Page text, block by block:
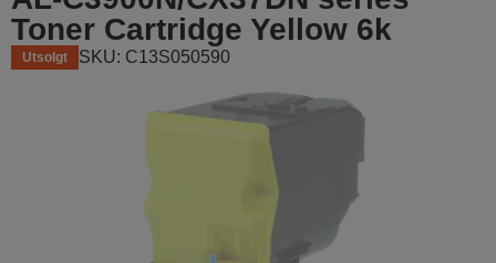
Toner Cartridge Yellow 6k
Utsolgt SKU: C13S050590